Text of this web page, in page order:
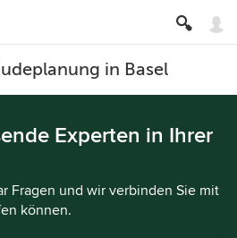
in Basel
Experten in Ihrer
Fragen und wir verbinden Sie mit
können.